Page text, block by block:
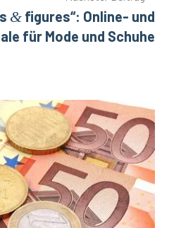
& figures“: Online- und
für Mode und Schuhe